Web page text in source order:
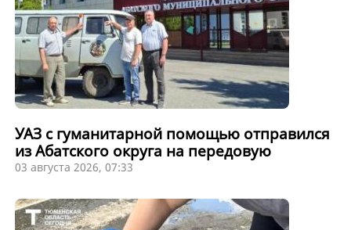
УАЗ с гуманитарной помощью отправился
из Абатского округа на передовую
03 августа 2026, 07:33